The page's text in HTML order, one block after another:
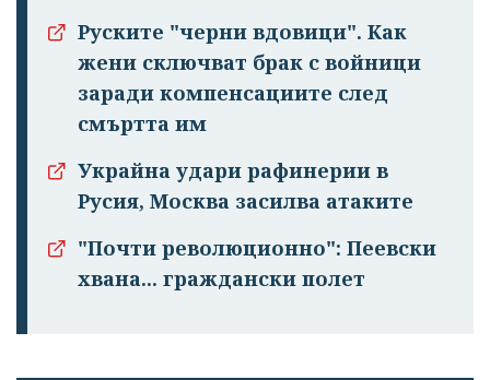
Руските "черни вдовици". Как
жени сключват брак с войници
заради компенсациите след
смъртта им
Украйна удари рафинерии в
Русия, Москва засилва атаките
"Почти революционно": Пеевски
хвана... граждански полет